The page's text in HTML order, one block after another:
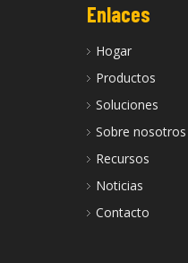
Enlaces
Hogar
Productos
Soluciones
Sobre nosotros
Recursos
Noticias
Contacto